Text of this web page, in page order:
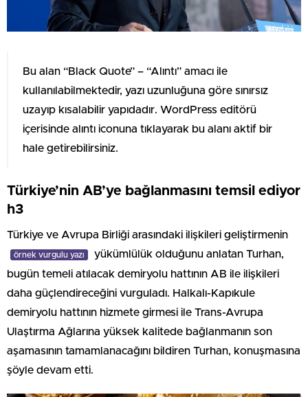
Bu alan “Black Quote” – “Alıntı” amacı ile
kullanılabilmektedir, yazı uzunluğuna göre sınırsız
uzayıp kısalabilir yapıdadır. WordPress editörü
içerisinde alıntı iconuna tıklayarak bu alanı aktif bir
hale getirebilirsiniz.
Türkiye’nin AB’ye bağlanmasını temsil ediyor
h3
Türkiye ve Avrupa Birliği arasındaki ilişkileri geliştirmenin
örnek vurgulu yazı
yükümlülük olduğunu anlatan Turhan,
bugün temeli atılacak demiryolu hattının AB ile ilişkileri
daha güçlendireceğini vurguladı. Halkalı-Kapıkule
demiryolu hattının hizmete girmesi ile Trans-Avrupa
Ulaştırma Ağlarına yüksek kalitede bağlanmanın son
aşamasının tamamlanacağını bildiren Turhan, konuşmasına
şöyle devam etti.